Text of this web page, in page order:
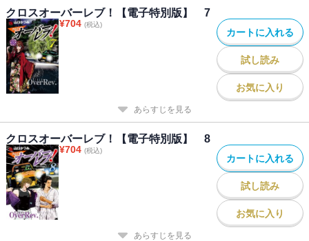
クロスオーバーレブ！【電子特別版】 7
¥704 (税込)
カートに入れる
試し読み
お気に入り
あらすじを見る
クロスオーバーレブ！【電子特別版】 8
¥704 (税込)
カートに入れる
試し読み
お気に入り
あらすじを見る